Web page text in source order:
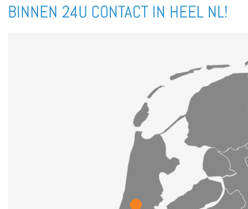
BINNEN 24U CONTACT IN HEEL NL!